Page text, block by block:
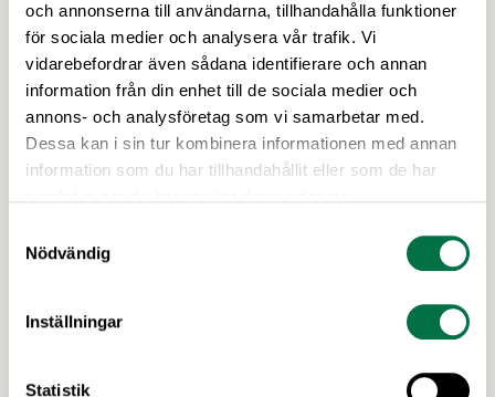
och annonserna till användarna, tillhandahålla funktioner
för sociala medier och analysera vår trafik. Vi
vidarebefordrar även sådana identifierare och annan
information från din enhet till de sociala medier och
annons- och analysföretag som vi samarbetar med.
Dessa kan i sin tur kombinera informationen med annan
information som du har tillhandahållit eller som de har
Nödvändig
Inställningar
Statistik
Cajsa Wargs finaljury för 2026 klar -
det enda som saknas är Folkets röst –
Livsmedelsföretagen
15 JUNI 2026
100 000 kr och utmärkelsen Årets kokbok – Cajsa
Warg-priset är priset alla kokboksförfattare vill
kokbokssamlare och en legendarisk matfotograf.
Dessutom har alla kokboksälskare möjlighet att
söka till att bli en del av finaljuryn som Folkets röst.
Frida Ronge, David Sundin, Karolina Sparring, …